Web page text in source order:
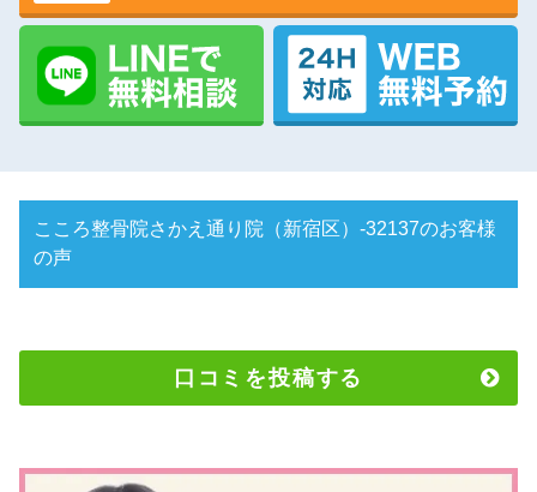
こころ整骨院さかえ通り院（新宿区）-32137のお客様
の声
口コミを投稿する